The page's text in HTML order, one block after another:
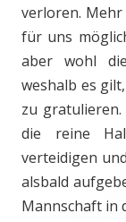
verloren. Mehr
für uns
aber wohl
weshalb es
zu
die reine
verteidigen
alsbald
Mannschaft in